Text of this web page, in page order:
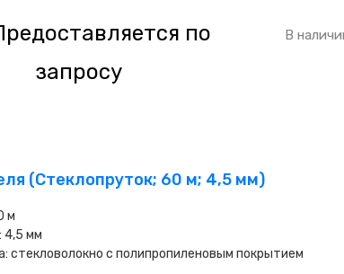
по
запросу
В
(Стеклопруток; 60 м; 4,5 мм)
м
4,5 мм
стекловолокно с полипропиленовым покрытием